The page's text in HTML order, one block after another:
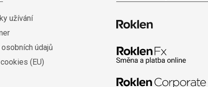
užívání
osobních údajů
(EU)